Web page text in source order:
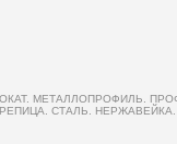
МЕТАЛЛОПРОФИЛЬ.
СТАЛЬ.